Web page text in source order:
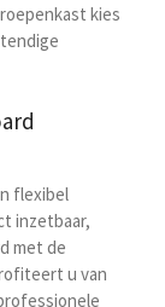
kies
flexibel
inzetbaar,
met de
u van